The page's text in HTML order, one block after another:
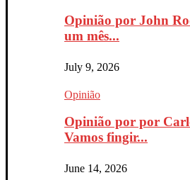
Opinião por John
um mês...
July 9, 2026
Opinião
Opinião por por
Vamos fingir...
June 14, 2026